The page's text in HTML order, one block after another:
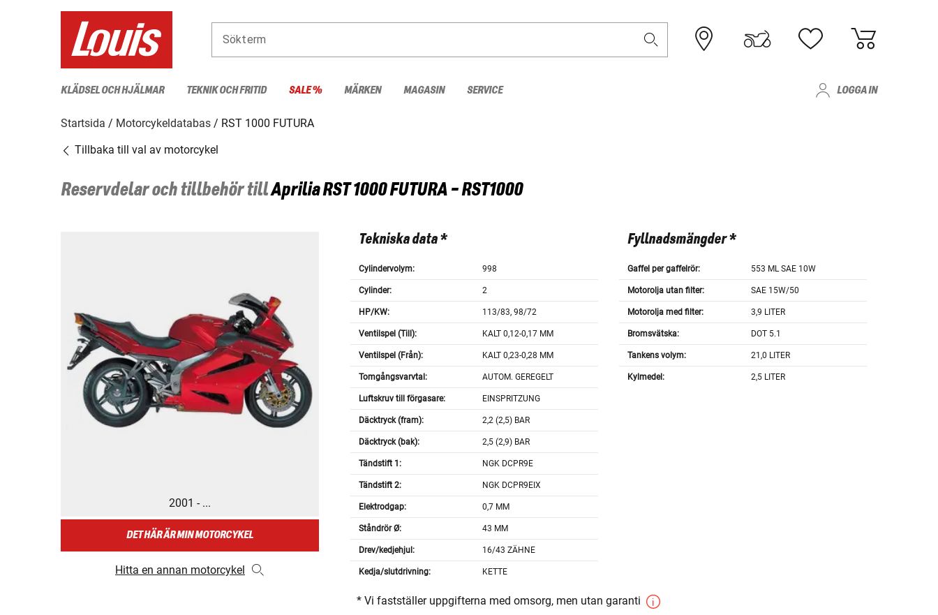
Sökterm
KLÄDSEL OCH HJÄLMAR TEKNIK OCH FRITID SALE % MÄRKEN MAGASIN SERVICE LOGGA IN
Startsida Motorcykeldatabas
RST 1000 FUTURA
Tillbaka till val av motorcykel
Reservdelar och tillbehör tillApriliaRST 1000 FUTURA - RST1000
2001 - ...
DET HÄR ÄR MIN MOTORCYKEL
Hitta en annan motorcykel
Tekniska data *
Cylindervolym: 998
Cylinder: 2
HP/KW: 113/83, 98/72
Ventilspel (Till): KALT 0,12-0,17 MM
Ventilspel (Från): KALT 0,23-0,28 MM
Tomgångsvarvtal: AUTOM. GEREGELT
Luftskruv till förgasare: EINSPRITZUNG
Däcktryck (fram): 2,2 (2,5) BAR
Däcktryck (bak): 2,5 (2,9) BAR
Tändstift 1: NGK DCPR9E
Tändstift 2: NGK DCPR9EIX
Elektrodgap: 0,7 MM
Ståndrör Ø: 43 MM
Drev/kedjehjul: 16/43 ZÄHNE
Kedja/slutdrivning: KETTE
Fyllnadsmängder *
Gaffel per gaffelrör: 553 ML SAE 10W
Motorolja utan filter: SAE 15W/50
Motorolja med filter: 3,9 LITER
Bromsvätska: DOT 5.1
Tankens volym: 21,0 LITER
Kylmedel: 2,5 LITER
* Vi fastställer uppgifterna med omsorg, men utan garanti